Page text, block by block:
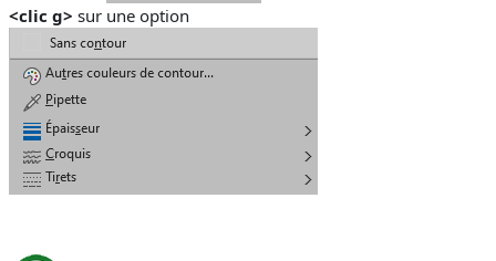
<clic g> sur une option